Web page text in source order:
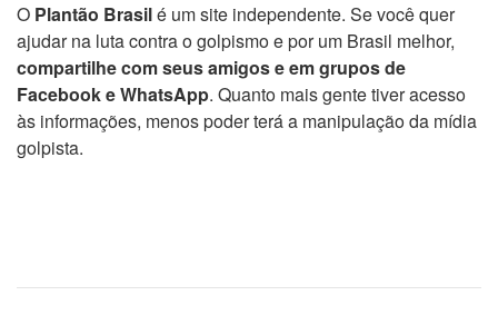
O Plantão Brasilé um site independente. Se você quer
ajudar na luta contra o golpismo e por um Brasil melhor,
compartilhe com seus amigos e em grupos de
Facebook e WhatsApp. Quanto mais gente tiver acesso
às informações, menos poder terá a manipulação da mídia
golpista.